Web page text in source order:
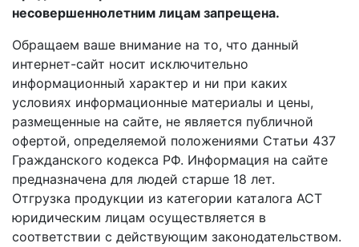
несовершеннолетним лицам запрещена.
Обращаем ваше внимание на то, что данный
интернет-сайт носит исключительно
информационный характер и ни при каких
условиях информационные материалы и цены,
размещенные на сайте, не является публичной
офертой, определяемой положениями Статьи 437
Гражданского кодекса РФ. Информация на сайте
предназначена для людей старше 18 лет.
Отгрузка продукции из категории каталога АСТ
юридическим лицам осуществляется в
соответствии с действующим законодательством.